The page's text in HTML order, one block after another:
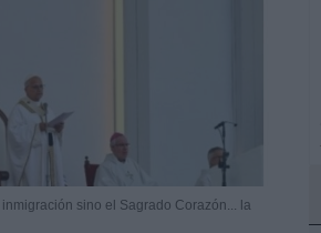
sino el Sagrado Corazón... la